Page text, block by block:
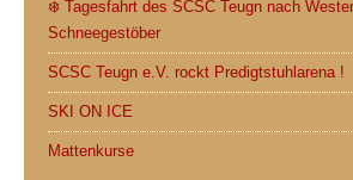
❄️ Tagesfahrt des SCSC Teugn nach
Schneegestöber
SCSC Teugn e.V. rockt Predigtstuhlarena !
SKI ON ICE
Mattenkurse